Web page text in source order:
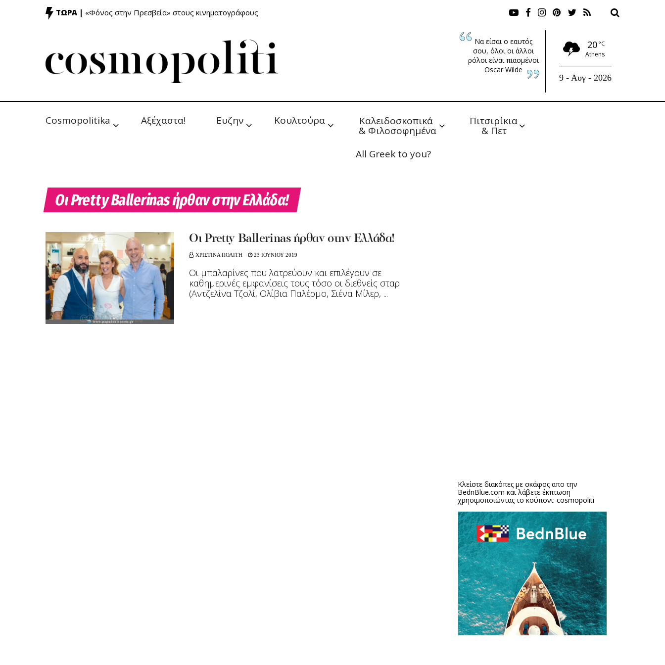
ΤΩΡΑ | «Φόνος στην Πρεσβεία» στους κινηματογράφους
Να είσαι ο εαυτός
σου, όλοι οι άλλοι
ρόλοι είναι πιασμένοι
Oscar Wilde
20 °C
Athens
9 - Αυγ - 2026
Cosmopolitika Αξέχαστα! Ευζην Κουλτούρα Καλειδοσκοπικά
& Φιλοσοφημένα
Πιτσιρίκια
& Πετ
All Greek to you?
Οι Pretty Ballerinas ήρθαν στην Ελλάδα!
Οι Pretty Ballerinas ήρθαν στην Ελλάδα!
ΧΡΙΣΤΙΝΑ ΠΟΛΙΤΗ 23 ΙΟΥΝΙΟΥ 2019
Οι μπαλαρίνες που λατρεύουν και επιλέγουν σε
καθημερινές εμφανίσεις τους τόσο οι διεθνείς σταρ
(Αντζελίνα Τζολί, Ολίβια Παλέρμο, Σιένα Μίλερ, ...
Κλείστε διακόπες με σκάφος απο την
BednBlue.com και λάβετε έκπτωση
χρησιμοποιώντας το κούπονι: cosmopoliti